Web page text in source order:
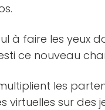
à faire les yeux
ce nouveau
les
sur des